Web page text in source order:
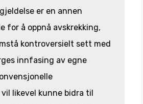
er en annen
for å oppnå avskrekking,
kontroversielt sett med
innfasing av egne
likevel kunne bidra til